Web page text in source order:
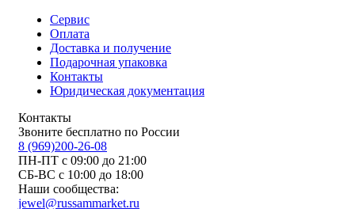
Сервис
Оплата
Доставка и получение
Подарочная упаковка
Контакты
Юридическая документация
Контакты
Звоните бесплатно по России
8 (969)200-26-08
ПН-ПТ с 09:00 до 21:00
СБ-ВС с 10:00 до 18:00
Наши сообщества:
jewel@russammarket.ru